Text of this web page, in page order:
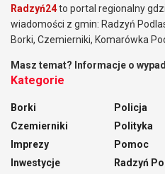
Radzyń24to portal regionalny
wiadomości z gmin: Radzyń
Borki, Czemierniki, Komarówka
Masz temat? Informacje o
Kategorie
Borki
Czemierniki
Imprezy
Inwestycje
Policja
Polityka
Pomoc
Radzyń